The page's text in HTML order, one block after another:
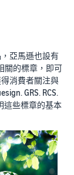
亞馬遜也設有
關的標章，即可
消費者關注與
GRS. RCS.
這些標章的基本